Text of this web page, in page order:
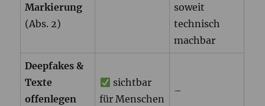
Markierung
(Abs. 2)
soweit
technisch
machbar
Deepfakes &
Texte
offenlegen
sichtbar
für Menschen
–